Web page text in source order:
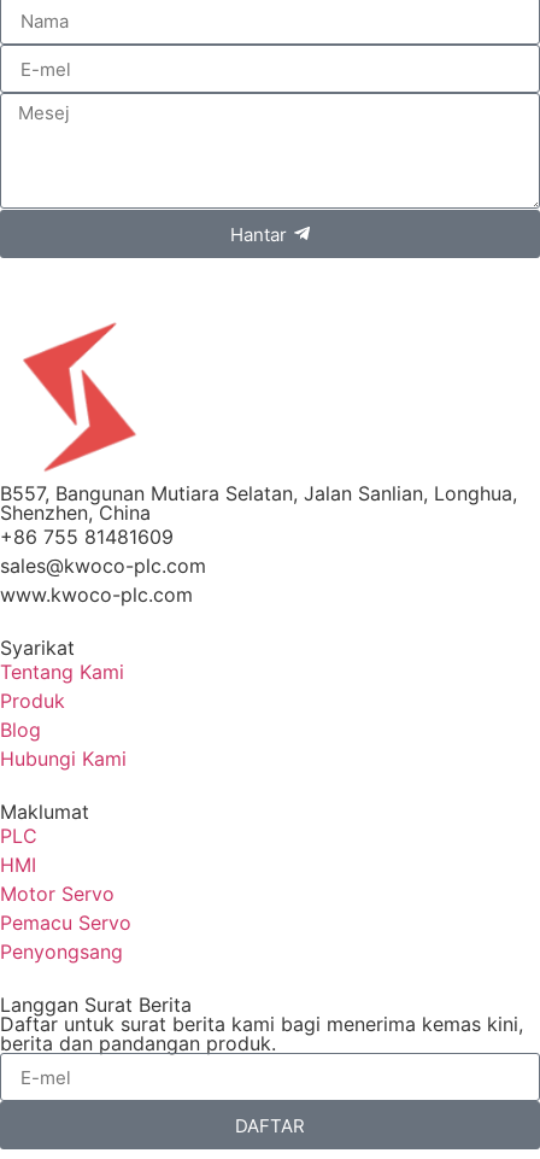
Hantar
B557, Bangunan Mutiara Selatan, Jalan Sanlian, Longhua,
Shenzhen, China
+86 755 81481609
sales@kwoco-plc.com
www.kwoco-plc.com
Syarikat
Tentang Kami
Produk
Blog
Hubungi Kami
Maklumat
PLC
HMI
Motor Servo
Pemacu Servo
Penyongsang
Langgan Surat Berita
Daftar untuk surat berita kami bagi menerima kemas kini,
berita dan pandangan produk.
DAFTAR